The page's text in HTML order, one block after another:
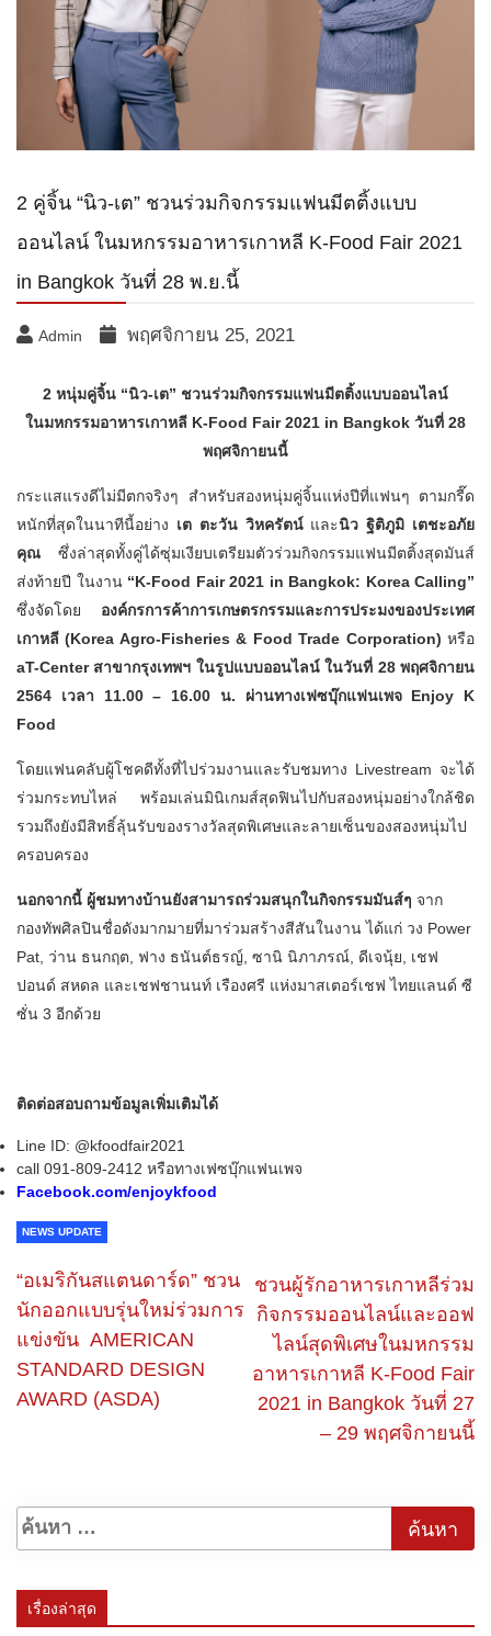
2 คู่จิ้น “นิว-เต” ชวนร่วมกิจกรรมแฟนมีตติ้งแบบ
ออนไลน์ ในมหกรรมอาหารเกาหลี K-Food Fair 2021
in Bangkok วันที่ 28 พ.ย.นี้
Admin พฤศจิกายน 25, 2021
2 หนุ่มคู่จิ้น “นิว-เต” ชวนร่วมกิจกรรมแฟนมีตติ้งแบบออนไลน์
ในมหกรรมอาหารเกาหลี K-Food Fair 2021 in Bangkok วันที่ 28
พฤศจิกายนนี้
กระแสแรงดีไม่มีตกจริงๆ สำหรับสองหนุ่มคู่จิ้นแห่งปีที่แฟนๆ ตามกรี๊ด
หนักที่สุดในนาทีนี้อย่าง เต ตะวัน วิหครัตน์ และนิว ฐิติภูมิ เตชะอภัย
คุณ ซึ่งล่าสุดทั้งคู่ได้ซุ่มเงียบเตรียมตัวร่วมกิจกรรมแฟนมีตติ้งสุดมันส์
ส่งท้ายปี ในงาน “K-Food Fair 2021 in Bangkok: Korea Calling”
ซึ่งจัดโดย องค์กรการค้าการเกษตรกรรมและการประมงของประเทศ
เกาหลี (Korea Agro-Fisheries & Food Trade Corporation) หรือ
aT-Center สาขากรุงเทพฯ ในรูปแบบออนไลน์ ในวันที่ 28 พฤศจิกายน
2564 เวลา 11.00 – 16.00 น. ผ่านทางเฟซบุ๊กแฟนเพจ Enjoy K
Food
โดยแฟนคลับผู้โชคดีทั้งที่ไปร่วมงานและรับชมทาง Livestream จะได้
ร่วมกระทบไหล่ พร้อมเล่นมินิเกมส์สุดฟินไปกับสองหนุ่มอย่างใกล้ชิด
รวมถึงยังมีสิทธิ์ลุ้นรับของรางวัลสุดพิเศษและลายเซ็นของสองหนุ่มไป
ครอบครอง
นอกจากนี้ ผู้ชมทางบ้านยังสามารถร่วมสนุกในกิจกรรมมันส์ๆ จาก
กองทัพศิลปินชื่อดังมากมายที่มาร่วมสร้างสีสันในงาน ได้แก่ วง Power
Pat, ว่าน ธนกฤต, ฟาง ธนันต์ธรญ์, ซานิ นิภาภรณ์, ดีเจนุ้ย, เชฟ
ปอนด์ สหดล และเชฟชานนท์ เรืองศรี แห่งมาสเตอร์เชฟ ไทยแลนด์ ซี
ซั่น 3 อีกด้วย
ติดต่อสอบถามข้อมูลเพิ่มเติมได้
Line ID: @kfoodfair2021
call 091-809-2412 หรือทางเฟซบุ๊กแฟนเพจ
Facebook.com/enjoykfood
NEWS UPDATE
“อเมริกันสแตนดาร์ด” ชวน
นักออกแบบรุ่นใหม่ร่วมการ
แข่งขัน AMERICAN
STANDARD DESIGN
AWARD (ASDA)
ชวนผู้รักอาหารเกาหลีร่วม
กิจกรรมออนไลน์และออฟ
ไลน์สุดพิเศษในมหกรรม
อาหารเกาหลี K-Food Fair
2021 in Bangkok วันที่ 27
– 29 พฤศจิกายนนี้
เรื่องล่าสุด